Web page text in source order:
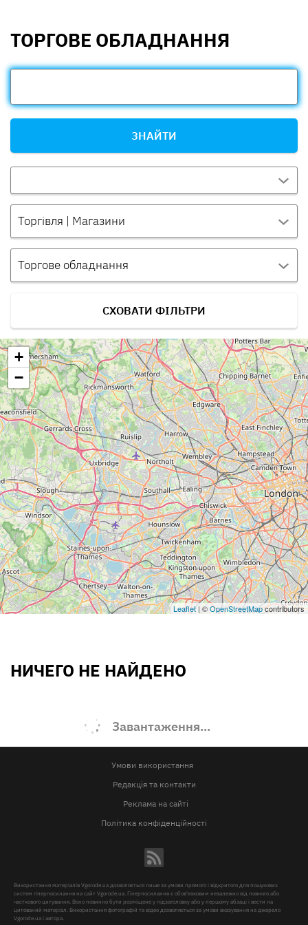
ТОРГОВЕ ОБЛАДНАННЯ
ЗНАЙТИ
Торгівля | Магазини
Торгове обладнання
СХОВАТИ ФІЛЬТРИ
+
−
Leaflet| ©OpenStreetMapcontributors
НИЧЕГО НЕ НАЙДЕНО
Завантаження...
Умови використання
Редакція та контакти
Реклама на сайті
Політика конфіденційності
Використання матеріалів Vgorode.ua дозволяється лише за умови прямого і відкритого для пошукових
систем гіперпосилання на сайт Vgorode.ua. Гіперпосилання є обов'язковим незалежно від повного або
часткового цитування. Воно повинно бути розміщене у підзаголовку або у першому абзаці і вести на
цитований матеріал. Використання фотографій та відео дозволяється за умови вказування на джерело
Vgorode.ua і автора.